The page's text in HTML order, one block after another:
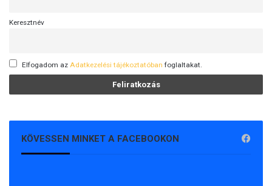
Keresztnév
Elfogadom az Adatkezelési tájékoztatóban foglaltakat.
KÖVESSEN MINKET A FACEBOOKON